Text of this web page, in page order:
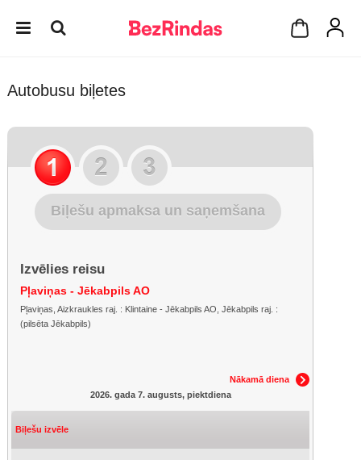
Autobusu biļetes
Biļešu apmaksa un saņemšana
Izvēlies reisu
Pļaviņas - Jēkabpils AO
Pļaviņas, Aizkraukles raj. : Klintaine - Jēkabpils AO, Jēkabpils raj. :
(pilsēta Jēkabpils)
Nākamā diena
2026. gada 7. augusts, piektdiena
Biļešu izvēle